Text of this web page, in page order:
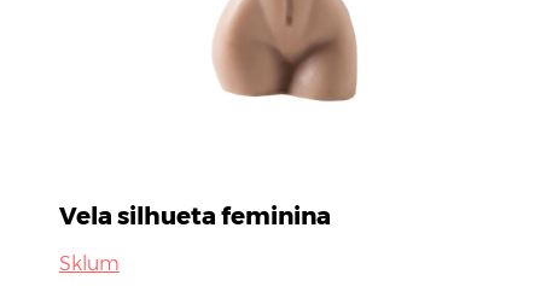
Vela silhueta feminina
Sklum